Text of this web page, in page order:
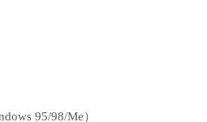
95/98/Me）